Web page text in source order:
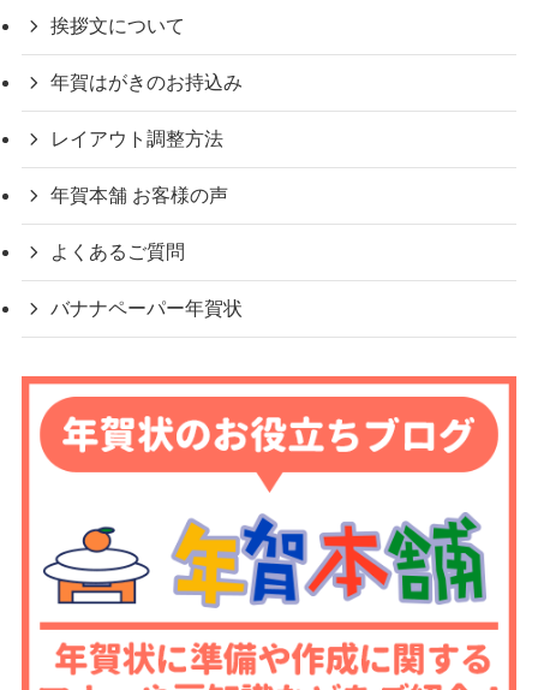
挨拶文について
年賀はがきのお持込み
レイアウト調整方法
年賀本舗 お客様の声
よくあるご質問
バナナペーパー年賀状